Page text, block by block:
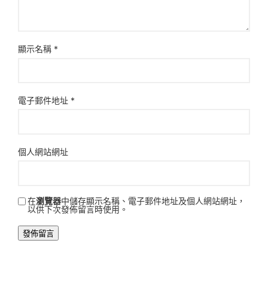
顯示名稱 *
電子郵件地址 *
個人網站網址
在瀏覽器中儲存顯示名稱、電子郵件地址及個人網站網址，
以供下次發佈留言時使用。